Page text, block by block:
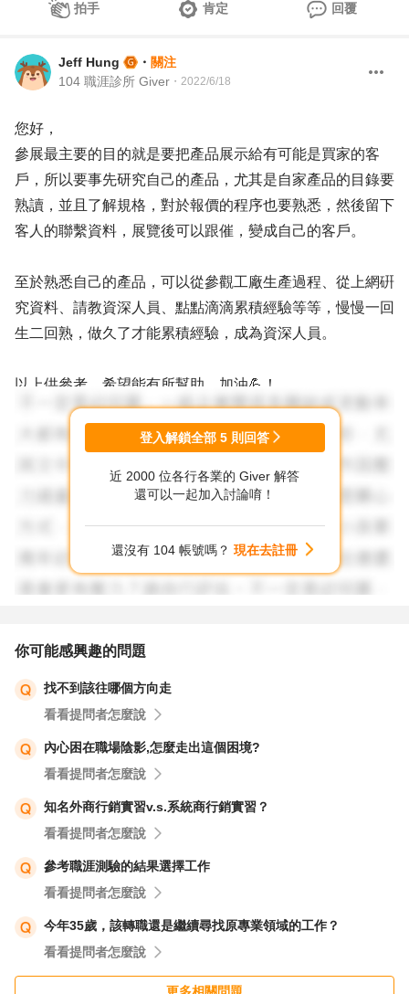
拍手 肯定 回覆
Jeff Hung ・ 關注
104 職涯診所 Giver ・ 2022/6/18
您好，
參展最主要的目的就是要把產品展示給有可能是買家的客
戶，所以要事先研究自己的產品，尤其是自家產品的目錄要
熟讀，並且了解規格，對於報價的程序也要熟悉，然後留下
客人的聯繫資料，展覽後可以跟催，變成自己的客戶。
至於熟悉自己的產品，可以從參觀工廠生產過程、從上網硏
究資料、請教資深人員、點點滴滴累積經驗等等，慢慢一回
生二回熟，做久了才能累積經驗，成為資深人員。
以上供參考，希望能有所幫助，加油💪！
登入解鎖全部 5 則回答
近 2000 位各行各業的 Giver 解答
還可以一起加入討論唷！
還沒有 104 帳號嗎？ 現在去註冊
你可能感興趣的問題
找不到該往哪個方向走
看看提問者怎麼說
內心困在職場陰影,怎麼走出這個困境?
看看提問者怎麼說
知名外商行銷實習v.s.系統商行銷實習？
看看提問者怎麼說
參考職涯測驗的結果選擇工作
看看提問者怎麼說
今年35歲，該轉職還是繼續尋找原專業領域的工作？
看看提問者怎麼說